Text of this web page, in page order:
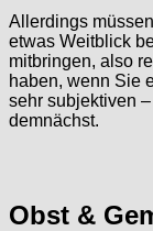
Allerdings
etwas Weitblick
mitbringen, also
haben, wenn Sie
sehr subjektiven
demnächst.
Obst &